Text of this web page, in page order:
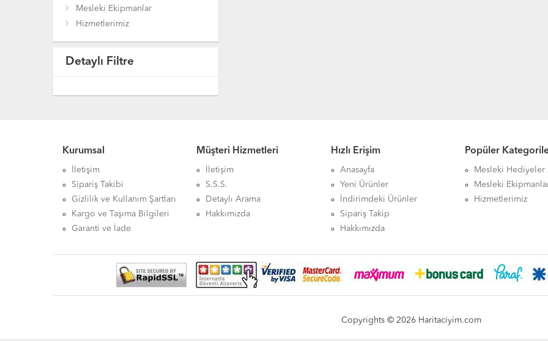
Mesleki Ekipmanlar
Hizmetlerimiz
Detaylı Filtre
Kurumsal
İletişim
Sipariş Takibi
Gizlilik ve Kullanım Şartları
Kargo ve Taşıma Bilgileri
Garanti ve İade
Müşteri Hizmetleri
İletişim
S.S.S.
Detaylı Arama
Hakkımızda
Hızlı Erişim
Anasayfa
Yeni Ürünler
İndirimdeki Ürünler
Sipariş Takip
Hakkımızda
Popüler
Mesleki Hediyeler
Mesleki
Hizmetlerimiz
Copyrights © 2026 Haritaciyim.com